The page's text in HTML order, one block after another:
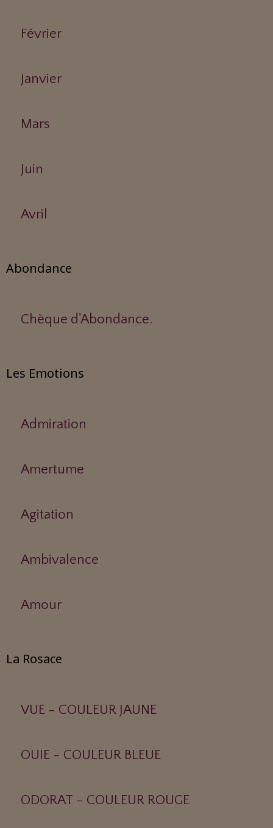
Février
Janvier
Mars
Juin
Avril
Abondance
Chèque d'Abondance.
Les Emotions
Admiration
Amertume
Agitation
Ambivalence
Amour
La Rosace
VUE - COULEUR JAUNE
OUIE - COULEUR BLEUE
ODORAT - COULEUR ROUGE